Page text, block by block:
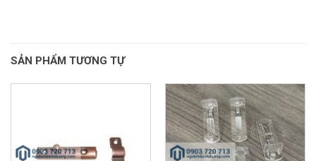
SẢN PHẨM TƯƠNG TỰ